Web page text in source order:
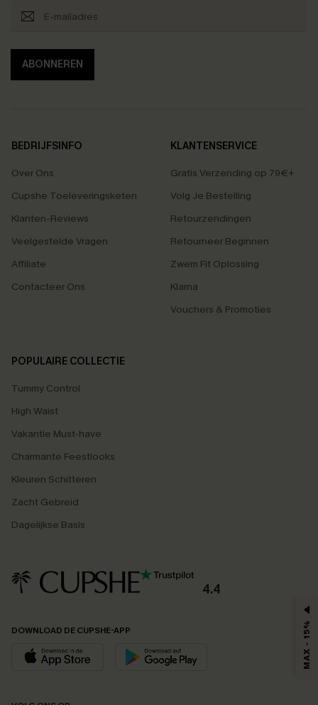
ABONNEREN
BEDRIJFSINFO
Over Ons
Cupshe Toeleveringsketen
Klanten-Reviews
Veelgestelde Vragen
Affiliate
Contacteer Ons
KLANTENSERVICE
Gratis Verzending op 79€+
Volg Je Bestelling
Retourzendingen
Retourneer Beginnen
Zwem Fit Oplossing
Klarna
Vouchers & Promoties
POPULAIRE COLLECTIE
Tummy Control
High Waist
Vakantie Must-have
Charmante Feestlooks
Kleuren Schitteren
Zacht Gebreid
Dagelijkse Basis
4.4
DOWNLOAD DE CUPSHE-APP MAX - 15%